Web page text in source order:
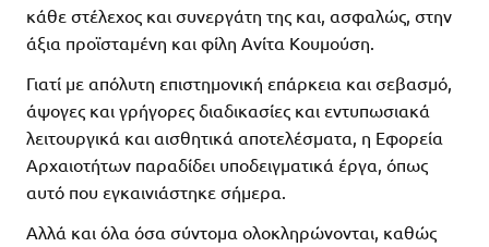
κάθε στέλεχος και συνεργάτη της και, ασφαλώς, στην
άξια προϊσταμένη και φίλη Ανίτα Κουμούση.
Γιατί με απόλυτη επιστημονική επάρκεια και σεβασμό,
άψογες και γρήγορες διαδικασίες και εντυπωσιακά
λειτουργικά και αισθητικά αποτελέσματα, η Εφορεία
Αρχαιοτήτων παραδίδει υποδειγματικά έργα, όπως
αυτό που εγκαινιάστηκε σήμερα.
Αλλά και όλα όσα σύντομα ολοκληρώνονται, καθώς